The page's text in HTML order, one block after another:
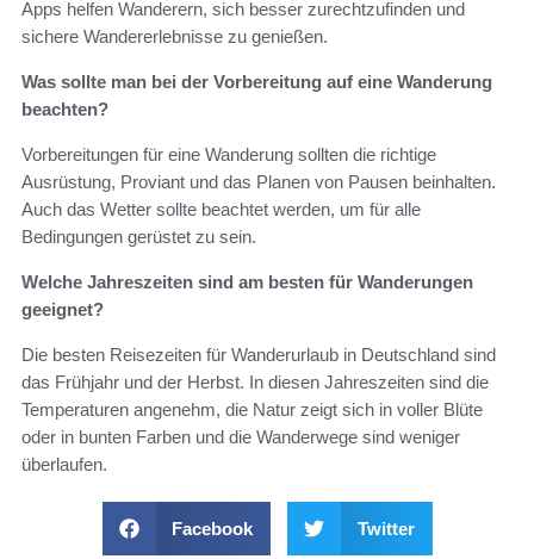
Apps helfen Wanderern, sich besser zurechtzufinden und
sichere Wandererlebnisse zu genießen.
Was sollte man bei der Vorbereitung auf eine Wanderung
beachten?
Vorbereitungen für eine Wanderung sollten die richtige
Ausrüstung, Proviant und das Planen von Pausen beinhalten.
Auch das Wetter sollte beachtet werden, um für alle
Bedingungen gerüstet zu sein.
Welche Jahreszeiten sind am besten für Wanderungen
geeignet?
Die besten Reisezeiten für Wanderurlaub in Deutschland sind
das Frühjahr und der Herbst. In diesen Jahreszeiten sind die
Temperaturen angenehm, die Natur zeigt sich in voller Blüte
oder in bunten Farben und die Wanderwege sind weniger
überlaufen.
Facebook Twitter